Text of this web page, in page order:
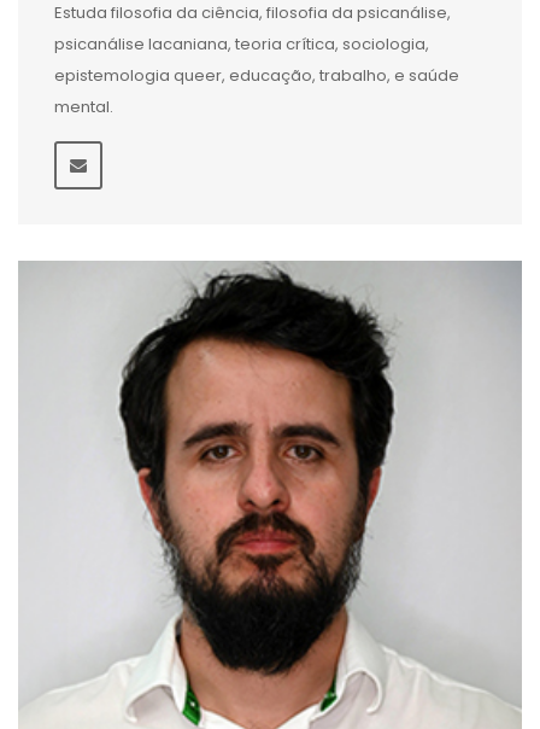
Estuda filosofia da ciência, filosofia da psicanálise,
psicanálise lacaniana, teoria crítica, sociologia,
epistemologia queer, educação, trabalho, e saúde
mental.